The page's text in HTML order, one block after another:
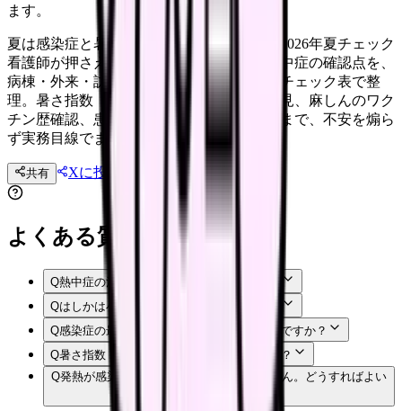
ます。
夏は感染症と暑さを同時に見る｜看護師の2026年夏チェック
看護師が押さえたい2026年夏の感染症・熱中症の確認点を、
病棟・外来・訪問看護・介護施設の現場別チェック表で整
理。暑さ指数（WBGT）や高齢者の早期発見、麻しんのワク
チン歴確認、患者・家族への説明ポイントまで、不安を煽ら
ず実務目線でまとめました。
共有 Xに投稿
よくある質問
Q熱中症の注意は患者さん向けだけですか？
Qはしかは小児だけ注意すればよいですか？
Q感染症の最新情報はどこで確認すればよいですか？
Q暑さ指数（WBGT）はどこで見られますか？
Q発熱が感染症か熱中症か見分けがつきません。どうすればよい